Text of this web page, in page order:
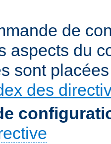
de
aspects du
sont
des